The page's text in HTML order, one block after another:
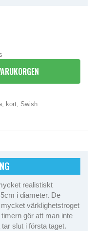
kort, Swish
realistiskt
i diameter. De
värklighetstroget
gör att man inte
slut i första taget.